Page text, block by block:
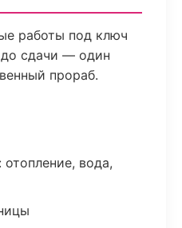
работы под ключ
сдачи — один
прораб.
вода,